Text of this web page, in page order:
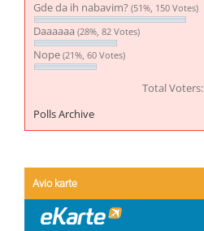
Gde da ih nabavim? (51%, 150 Votes)
Daaaaaa (28%, 82 Votes)
Nope (21%, 60 Votes)
Total Voters:
Polls Archive
Avio karte